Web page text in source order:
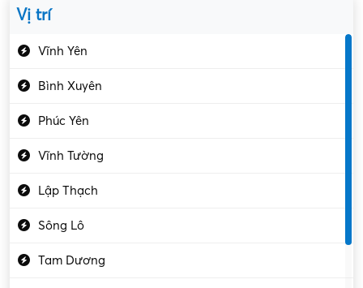
Vị trí
Vĩnh Yên
Bình Xuyên
Phúc Yên
Vĩnh Tường
Lập Thạch
Sông Lô
Tam Dương